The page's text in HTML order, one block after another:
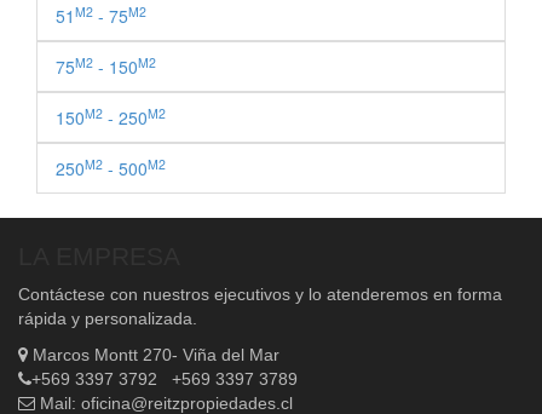
51 M2 - 75M2
75M2 - 150M2
150M2 - 250M2
250M2 - 500M2
Contáctese con nuestros ejecutivos y lo atenderemos en forma
rápida y personalizada.
Marcos Montt 270- Viña del Mar
+569 3397 3792 +569 3397 3789
Mail: oficina@reitzpropiedades.cl